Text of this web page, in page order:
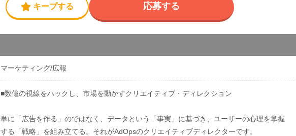
キープする 応募する
マーケティング/広報
■数億の視線をハックし、市場を動かすクリエイティブ・ディレクション
単に「広告を作る」のではなく、データという「事実」に基づき、ユーザーの心理を掌握
する「戦略」を組み立てる。それがAdOpsのクリエイティブディレクターです。